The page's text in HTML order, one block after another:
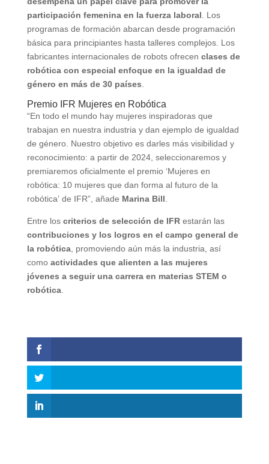
participación femenina en la fuerza laboral . Los
programas de formación abarcan desde programación
básica para principiantes hasta talleres complejos. Los
fabricantes internacionales de robots ofrecen clases de
robótica con especial enfoque en la igualdad de
género en más de 30 países
Premio IFR Mujeres en Robótica
“En todo el mundo hay mujeres inspiradoras que
trabajan en nuestra industria y dan ejemplo de igualdad
de género. Nuestro objetivo es darles más visibilidad y
reconocimiento: a partir de 2024, seleccionaremos y
premiaremos oficialmente el premio ‘Mujeres en
robótica: 10 mujeres que dan forma al futuro de la
robótica’ de IFR”, añade Marina Bill
Entre los criterios de selección de IFRestarán las
contribuciones y los logros en el campo general de
la robótica, promoviendo aún más la industria, así
como actividades que alienten a las mujeres
jóvenes a seguir una carrera en materias STEM o
robótica.